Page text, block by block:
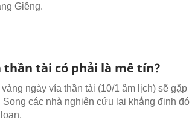
Giêng.
thần tài có phải là mê tín?
ngày vía thần tài (10/1 âm lịch) sẽ gặp
Song các nhà nghiên cứu lại khẳng định đó